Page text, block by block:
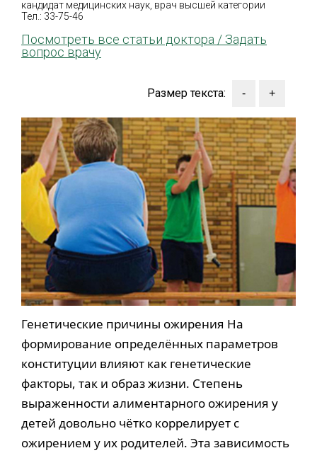
кандидат медицинских наук, врач высшей категории
Тел.: 33-75-46
Посмотреть все статьи доктора / Задать
вопрос врачу
Размер текста:
Генетические причины ожирения На
формирование определённых параметров
конституции влияют как генетические
факторы, так и образ жизни. Степень
выраженности алиментарного ожирения у
детей довольно чётко коррелирует с
ожирением у их родителей. Эта зависимость